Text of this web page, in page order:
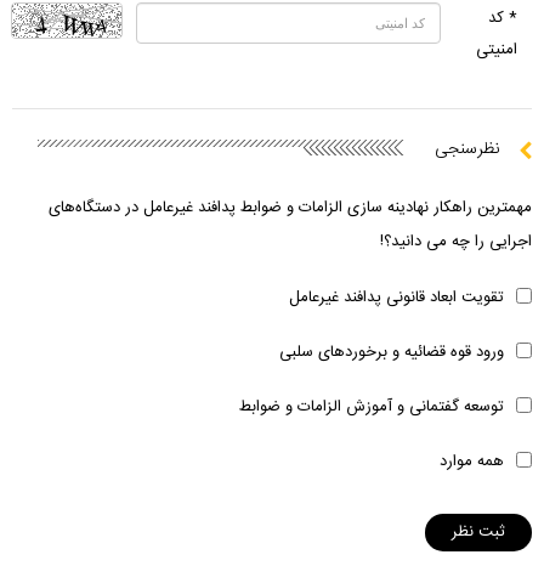
* کد
امنیتی
نظرسنجی
مهمترین راهکار نهادینه سازی الزامات و ضوابط پدافند غیرعامل در دستگاه‌های
اجرایی را چه می دانید؟!
تقویت ابعاد قانونی پدافند غیرعامل
ورود قوه قضائیه و برخوردهای سلبی
توسعه گفتمانی و آموزش الزامات و ضوابط
همه موارد